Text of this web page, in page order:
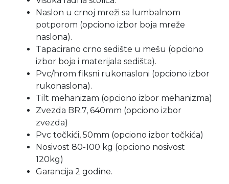
Naslon u crnoj mreži sa lumbalnom
potporom (opciono izbor boja mreže
naslona).
Tapacirano crno sedište u mešu (opciono
izbor boja i materijala sedišta).
Pvc/hrom fiksni rukonasloni (opciono izbor
rukonaslona).
Tilt mehanizam (opciono izbor mehanizma)
Zvezda BR.7, 640mm (opciono izbor
zvezda)
Pvc točkići, 50mm (opciono izbor točkića)
Nosivost 80-100 kg (opciono nosivost
120kg)
Garancija 2 godine.